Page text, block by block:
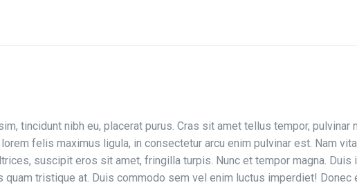
tincidunt nibh eu, placerat purus. Cras sit amet tellus tempor, pulvinar
felis maximus ligula, in consectetur arcu enim pulvinar est. Nam
suscipit eros sit amet, fringilla turpis. Nunc et tempor magna. Duis
quam tristique at. Duis commodo sem vel enim luctus imperdiet!